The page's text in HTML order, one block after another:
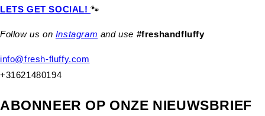
LETS GET SOCIAL!🐾
Follow us on Instagram and use #freshandfluffy
info@fresh-fluffy.com
+31621480194
ABONNEER OP ONZE NIEUWSBRIEF